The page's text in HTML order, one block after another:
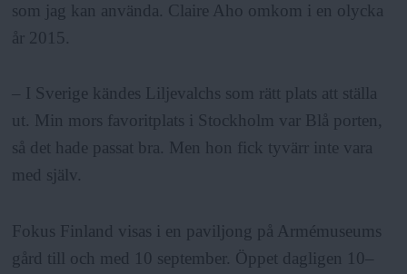
som jag kan använda. Claire Aho omkom i en olycka
år 2015.
– I Sverige kändes Liljevalchs som rätt plats att ställa
ut. Min mors favoritplats i Stockholm var Blå porten,
så det hade passat bra. Men hon fick tyvärr inte vara
med själv.
Fokus Finland visas i en paviljong på Armémuseums
gård till och med 10 september. Öppet dagligen 10–